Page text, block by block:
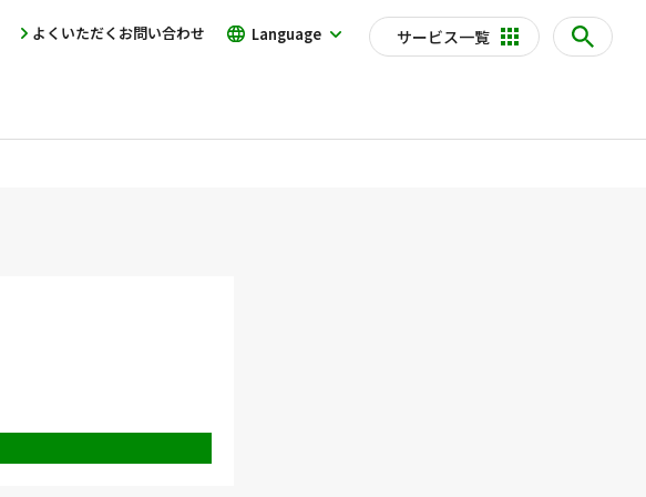
サービス一覧
Language
よくいただくお問い合わせ